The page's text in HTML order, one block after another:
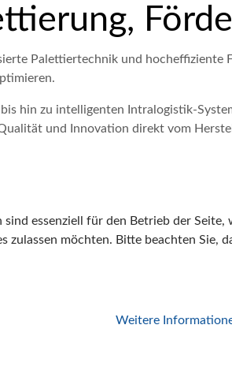
Palettiertechnik und hocheffiziente
hin zu intelligenten Intralogistik-
und Innovation direkt vom
essenziell für den Betrieb der
zulassen möchten. Bitte beachten
Weitere